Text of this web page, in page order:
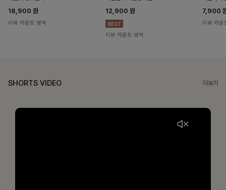
18,900 원
리뷰 카운트 영역
12,900 원
리뷰 카운트 영역
7,900
리뷰 카운
SHORTS VIDEO 더보기